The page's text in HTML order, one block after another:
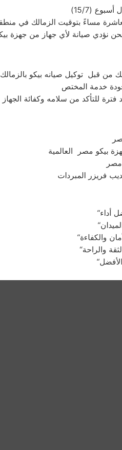
من قبل توكيل صيانه بيكو بالزمالك
بيكو مصر العالمية